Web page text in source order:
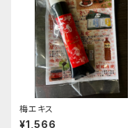
梅エキス
¥1,566